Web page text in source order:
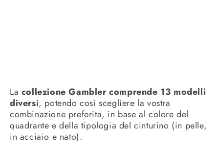
La collezione Gambler comprende 13 modelli
diversi, potendo così scegliere la vostra
combinazione preferita, in base al colore del
quadrante e della tipologia del cinturino (in pelle,
in acciaio e nato).